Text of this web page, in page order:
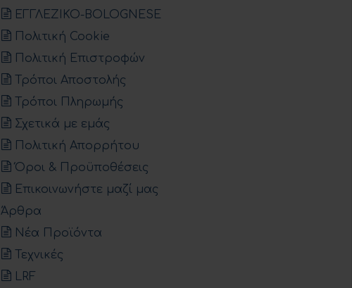
ΕΓΓΛΕΖΙΚΟ-BOLOGNESE
Πολιτική Cookie
Πολιτική Επιστροφών
Τρόποι Αποστολής
Τρόποι Πληρωμής
Σχετικά με εμάς
Πολιτική Απορρήτου
Όροι & Προϋποθέσεις
Επικοινωνήστε μαζί μας
Άρθρα
Νέα Προϊόντα
Τεχνικές
LRF